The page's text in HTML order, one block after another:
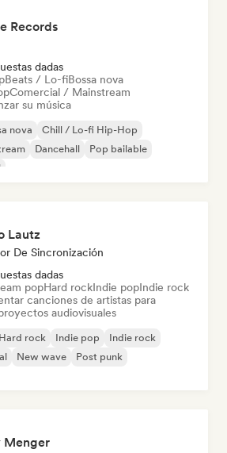
Records
dadas
Beats / Lo-fiBossa nova
Comercial / Mainstream
su música
nova
Chill / Lo-fi Hip-Hop
Dancehall
Pop bailable
Lautz
De Sincronización
dadas
popHard rockIndie popIndie rock
canciones de artistas para
audiovisuales
Hard rock Indie pop
Indie rock
New wave
Post punk
Menger